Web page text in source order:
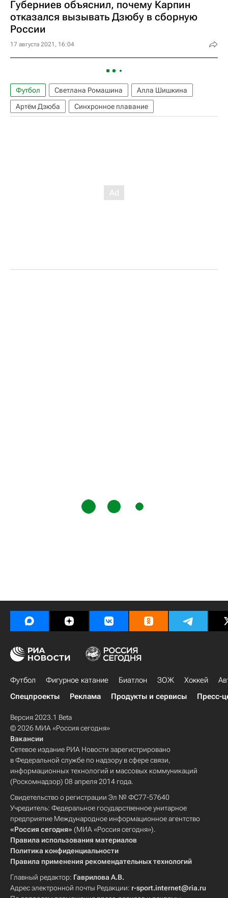
Губерниев объяснил, почему Карпин
отказался вызывать Дзюбу в сборную
России
17 августа 2021, 16:04
Футбол Светлана Ромашина
Алла Шишкина
Артём Дзюба
Синхронное плавание
Футбол Фигурное катание Биатлон ЗОЖ Хоккей
Спецпроекты
Реклама Продукты и сервисы Пресс-
Версия 2023.1 Beta
© 2026 МИА «Россия сегодня»
Вакансии
Сетевое издание РИА Новости зарегистрировано
в Федеральной службе по надзору в сфере связи,
информационных технологий и массовых коммуникаций
(Роскомнадзор) 08 апреля 2014 года.
Свидетельство о регистрации Эл № ФС77-57640
Учредитель: Федеральное государственное унитарное
предприятие Международное информационное агентство
«Россия сегодня» (МИА «Россия сегодня»).
Правила использования материалов
Политика конфиденциальности
Правила применения рекомендательных технологий
Главный редактор: Гаврилова А.В.
Адрес электронной почты Редакции: r-sport.internet@ria.ru